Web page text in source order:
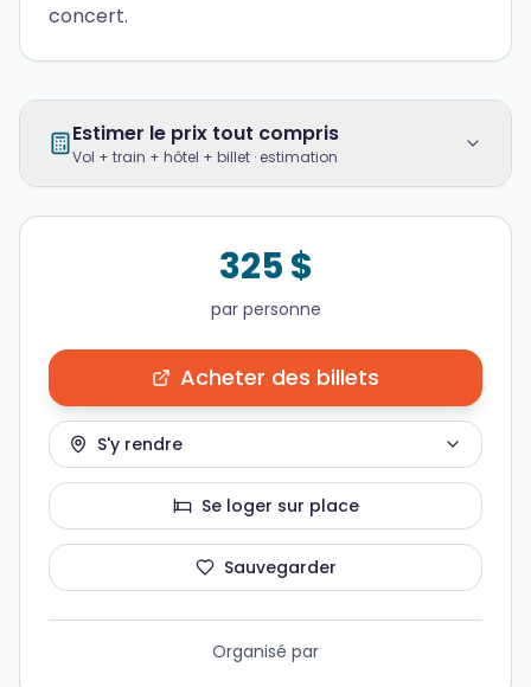
concert.
Estimer le prix tout compris
Vol + train + hôtel + billet · estimation
325 $
par personne
Acheter des billets
S'y rendre
Se loger sur place
Sauvegarder
Organisé par